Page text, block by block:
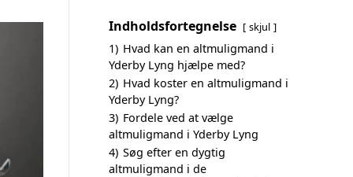
Indholdsfortegnelse skjul
1) Hvad kan en altmuligmand i
Yderby Lyng hjælpe med?
2) Hvad koster en altmuligmand i
Yderby Lyng?
3) Fordele ved at vælge
altmuligmand i Yderby Lyng
4) Søg efter en dygtig
altmuligmand i de